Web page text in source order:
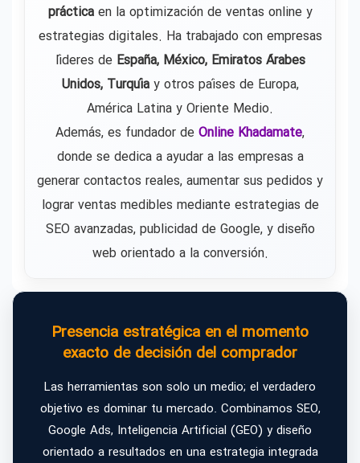
prácticaen la optimización de ventas online y
estrategias digitales. Ha trabajado con empresas
líderes de España, México, Emiratos Árabes
Unidos, Turquíay otros países de Europa,
América Latina y Oriente Medio.
Además, es fundador de Online Khadamate,
donde se dedica a ayudar a las empresas a
generar contactos reales, aumentar sus pedidos y
lograr ventas medibles mediante estrategias de
SEO avanzadas, publicidad de Google, y diseño
web orientado a la conversión.
Presencia estratégica en el momento
exacto de decisión del comprador
Las herramientas son solo un medio; el verdadero
objetivo es dominar tu mercado. Combinamos SEO,
Google Ads, Inteligencia Artificial (GEO) y diseño
orientado a resultados en una estrategia integrada